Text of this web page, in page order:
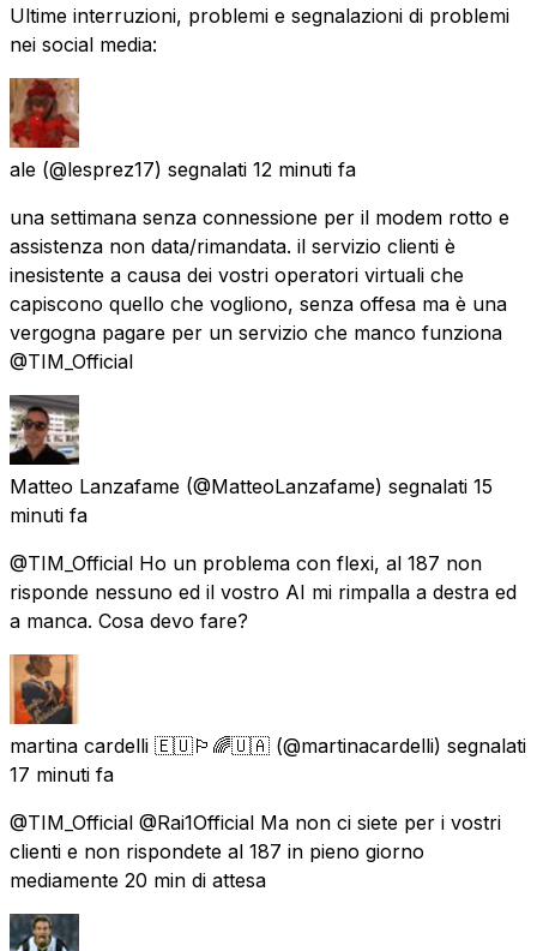
Ultime interruzioni, problemi e segnalazioni di problemi
nei social media:
ale (@lesprez17) segnalati 12 minuti fa
una settimana senza connessione per il modem rotto e
assistenza non data/rimandata. il servizio clienti è
inesistente a causa dei vostri operatori virtuali che
capiscono quello che vogliono, senza offesa ma è una
vergogna pagare per un servizio che manco funziona
@TIM_Official
Matteo Lanzafame (@MatteoLanzafame) segnalati 15
minuti fa
@TIM_Official Ho un problema con flexi, al 187 non
risponde nessuno ed il vostro AI mi rimpalla a destra ed
a manca. Cosa devo fare?
martina cardelli 🇪🇺🏳️‍🌈🇺🇦 (@martinacardelli) segnalati
17 minuti fa
@TIM_Official @Rai1Official Ma non ci siete per i vostri
clienti e non rispondete al 187 in pieno giorno
mediamente 20 min di attesa